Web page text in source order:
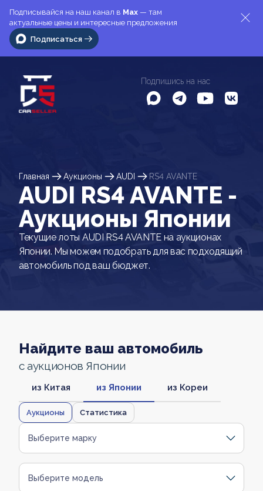
Подписывайся на наш канал в Max — там
актуальные цены и интересные предложения
Подписаться
Подпишись на нас
Главная Аукционы AUDI RS4 AVANTE
AUDI RS4 AVANTE -
Аукционы Японии
Текущие лоты AUDI RS4 AVANTE на аукционах
Японии. Мы можем подобрать для вас подходящий
автомобиль под ваш бюджет.
Найдите ваш автомобиль
с аукционов Японии
из Китая из Японии из Кореи
Аукционы Статистика
Выберите марку
Выберите модель